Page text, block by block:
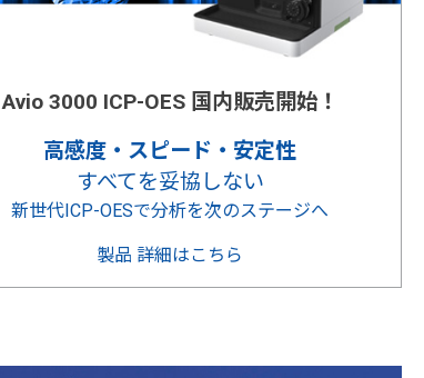
Avio 3000 ICP-OES 国内販売開始！
高感度・スピード・安定性
すべてを妥協しない
新世代ICP-OESで分析を次のステージへ
製品 詳細はこちら